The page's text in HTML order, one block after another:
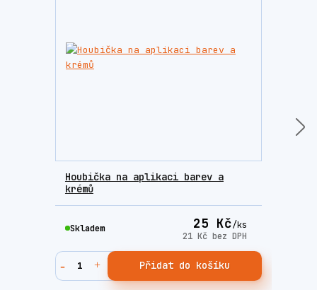
Houbička na aplikaci barev a
krémů
25 Kč/ks
21 Kč bez DPH
Skladem
Přidat do košíku